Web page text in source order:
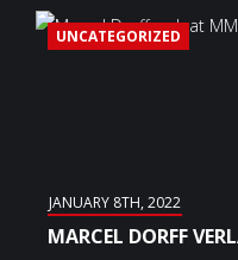
UNCATEGORIZED
JANUARY 8TH, 2022
MARCEL DORFF